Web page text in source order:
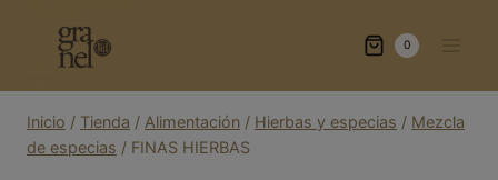
contenido
0
Inicio / Tienda / Alimentación / Hierbas y especias / Mezcla
de especias / FINAS HIERBAS